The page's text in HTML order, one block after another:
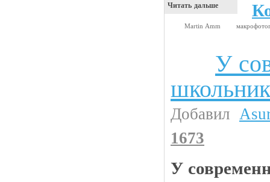
Читать дальше
Martin Amm
У
Добавил
1673
У